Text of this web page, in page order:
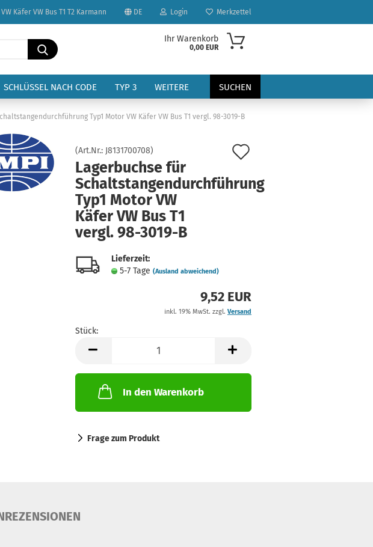
Käfer VW Bus T1 T2 Karmann DE
auswählen
Login
Passwort
Konto erstellen
Passwort vergessen?
Merkzettel
Suche...
Ihr Warenkorb
0,00 EUR
SCHLÜSSEL NACH CODE TYP 3 SUCHEN
WEITERE
Typ1 Motor VW Käfer VW Bus T1 vergl. 98-3019-B
(Art.Nr.: J8131700708)
Merkzettel
Lagerbuchse für
Schaltstangendurchführung
Typ1 Motor VW
Käfer VW Bus T1
vergl. 98-3019-B
Lieferzeit:
5-7 Tage (Ausland abweichend)
9,52 EUR
inkl. 19% MwSt. zzgl. Versand
Stück:
Stück
In den Warenkorb
Frage zum Produkt